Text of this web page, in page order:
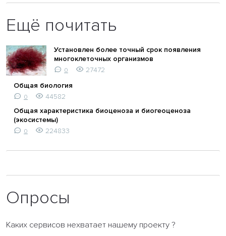
Ещё почитать
Установлен более точный срок появления
многоклеточных организмов
0
27472
Общая биология
0
44582
Общая характеристика биоценоза и биогеоценоза
(экосистемы)
0 224833
Опросы
Каких сервисов нехватает нашему проекту ?